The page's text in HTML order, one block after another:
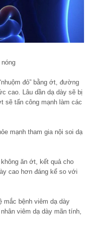
đỏ” bằng ớt, đường
cao. Lâu dần dạ dày sẽ bị
sẽ tấn công mạnh làm các
mạnh tham gia nội soi dạ
ăn ớt, kết quả cho
cao hơn đáng kể so với
bệnh viêm dạ dày
viêm dạ dày mãn tính,